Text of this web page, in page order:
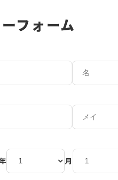
フォーム
月